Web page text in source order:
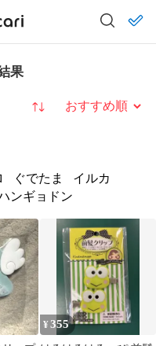
果
並び替え
ぐでたま
イルカ
ンギョドン
¥355